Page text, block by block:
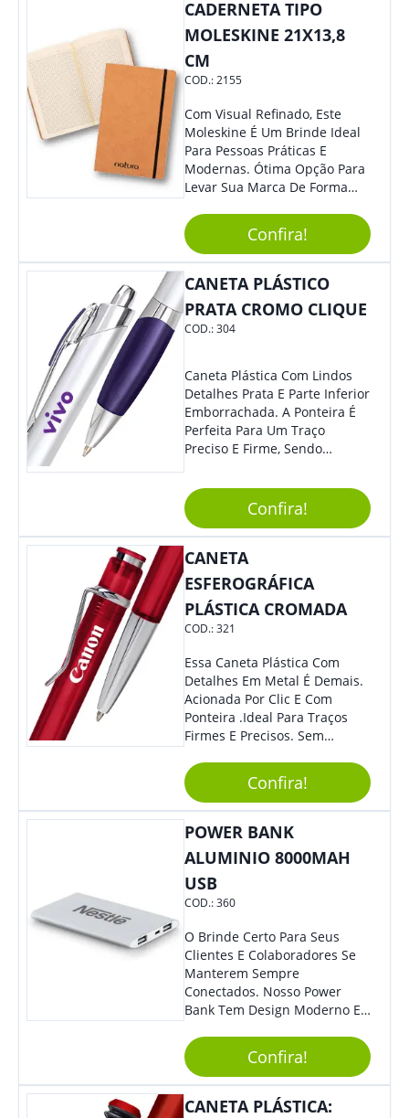
Colaboradores, Sem Dúvidas
CADERNETA TIPO
MOLESKINE 21X13,8
CM
COD.:2155
Com Visual Refinado, Este
Moleskine É Um Brinde Ideal
Para Pessoas Práticas E
Modernas. Ótima Opção Para
Levar Sua Marca De Forma
Sua Empresa Em Eventos,
Reuniões Corporativas Ou Até
Mesmo Para Presentear
Colaboradores E Parceiros De
Confira!
CANETA PLÁSTICO
PRATA CROMO CLIQUE
COD.:304
Caneta Plástica Com Lindos
Detalhes Prata E Parte Inferior
Emborrachada. A Ponteira É
Perfeita Para Um Traço
Preciso E Firme, Sendo
Tradicional Porém Com
Design Minimalista Que Faz
Toda Diferença.
Confira!
CANETA
ESFEROGRÁFICA
PLÁSTICA CROMADA
COD.:321
Essa Caneta Plástica Com
Detalhes Em Metal É Demais.
Acionada Por Clic E Com
Ponteira .Ideal Para Traços
Firmes E Precisos. Sem
Brinde Para Representar Sua
Marca.
Confira!
POWER BANK
ALUMINIO 8000MAH
USB
COD.:360
O Brinde Certo Para Seus
Clientes E Colaboradores Se
Manterem Sempre
Conectados. Nosso Power
Bank Tem Design Moderno E
Na Bolsa Ou Na Mochila.
Compatível Com Diversos
Aparelhos, O Brinde É Super
Eficiente E Ágil, Ideal Para
Confira!
CANETA PLÁSTICA: